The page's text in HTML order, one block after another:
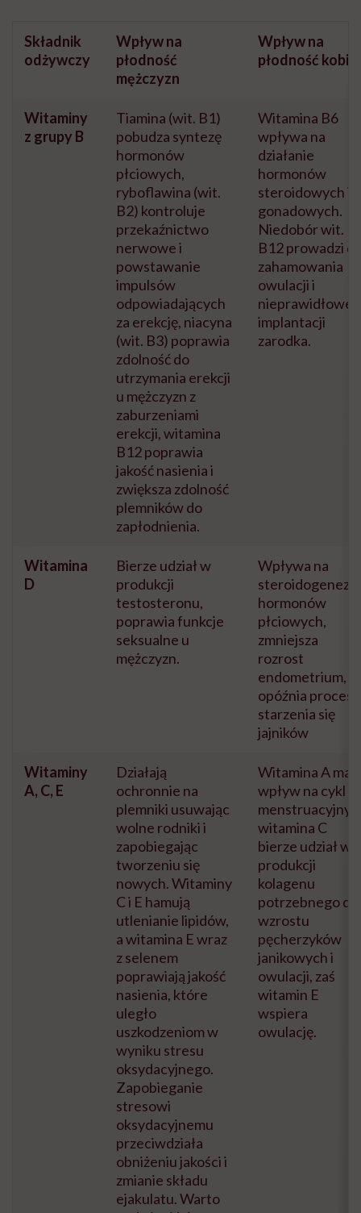
Składnik
odżywczy
Wpływ na
płodność
mężczyzn
Wpływ na
płodność
Witaminy
z grupy B
Tiamina (wit. B1)
pobudza syntezę
hormonów
płciowych,
ryboflawina (wit.
B2) kontroluje
przekaźnictwo
nerwowe i
powstawanie
impulsów
odpowiadających
za erekcję, niacyna
(wit. B3) poprawia
zdolność do
utrzymania erekcji
u mężczyzn z
zaburzeniami
erekcji, witamina
B12 poprawia
jakość nasienia i
zwiększa zdolność
plemników do
zapłodnienia.
Witamina B6
wpływa na
działanie
hormonów
steroidowych i
gonadowych.
Niedobór wit.
B12 prowadzi
zahamowania
owulacji i
nieprawidłowej
implantacji
zarodka.
Witamina
D
Bierze udział w
produkcji
testosteronu,
poprawia funkcje
seksualne u
mężczyzn.
Wpływa na
steroidogenezę
hormonów
płciowych,
zmniejsza
rozrost
endometrium,
opóźnia proces
starzenia się
jajników
Witaminy
A, C, E
Działają
ochronnie na
plemniki usuwając
wolne rodniki i
zapobiegając
tworzeniu się
nowych. Witaminy
C i E hamują
utlenianie lipidów,
a witamina E wraz
z selenem
poprawiają jakość
nasienia, które
uległo
uszkodzeniom w
wyniku stresu
oksydacyjnego.
Zapobieganie
stresowi
oksydacyjnemu
przeciwdziała
obniżeniu jakości i
zmianie składu
ejakulatu. Warto
Witamina A ma
wpływ na cykl
menstruacyjny,
witamina C
bierze udział w
produkcji
kolagenu
potrzebnego do
wzrostu
pęcherzyków
janikowych i
owulacji, zaś
witamin E
wspiera
owulację.